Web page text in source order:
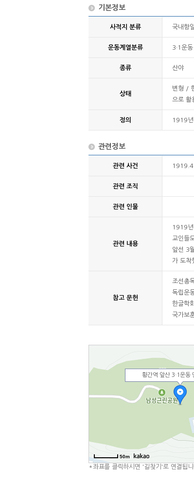
기본정보
사적지 분류 국내항
운동계열분류 3·1운동
종류 산야
상태
변형 /
으로 활
정의 1919년
관련정보
관련 사건
관련 조직
관련 인물
관련 내용
1919년
교인들
앞선 3
가 도착
참고 문헌
조선총
독립운
한글학
국가보
황간역 앞산 3·1운동
50m
*좌표를 클릭하시면 '길찾기'로 연결됩니